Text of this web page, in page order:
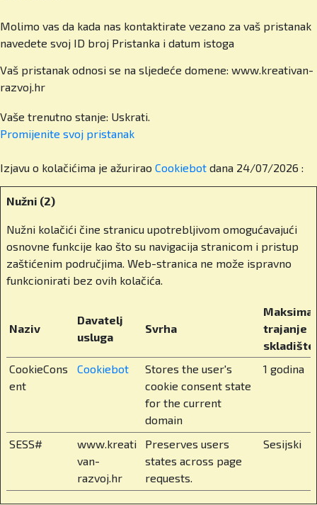
Znaju što njihovo dijete ovdje dobiva i kamo ga to
može odvesti.
A kamo ga to vodi? Kakve mogućnosti
otvarate svojim učenicima?
Naši učenici završavaju školu s Cambridge IGCSE
i A-level diplomama, koje im otvaraju vrata
činjenicu da imamo sto posto upisanih alumnija
na fakultetima koji su bili njihov prvi izbor.
Imamo alumne na Harvardu, Cambridgeu, London
School of Economics, Edinburghu, Bocconiju,
Melbourneu… čak i na Tsinghua Universityju u
Kini. Škola nije samo znanje – to je putovnica za
svijet.
program za učenike?
To je međunarodno priznat program koji učenike
priprema za upise na vrhunska sveučilišta u
svijetu kao što sam spomenuo. Učenici u višim
razredima biraju tri do četiri predmeta prema
vlastitim interesima i karijernim ambicijama.
Dobivaju međunarodno obrazovanje bez odlaska
od doma, bez odlaska u inozemstvo.
Molimo vas da kada nas kontaktirate vezano za vaš pristanak
navedete svoj ID broj Pristanka i datum istoga
Vaš pristanak odnosi se na sljedeće domene: www.kreativan-
razvoj.hr
Vaše trenutno stanje: Uskrati.
Promijenite svoj ​​pristanak
Izjavu o kolačićima je ažurirao Cookiebot dana 24/07/2026 :
Nužni (2)
Nužni kolačići čine stranicu upotrebljivom omogućavajući
osnovne funkcije kao što su navigacija stranicom i pristup
zaštićenim područjima. Web-stranica ne može ispravno
funkcionirati bez ovih kolačića.
Naziv
Davatelj
usluga
Svrha
trajanje
CookieCons
ent
Cookiebot
Stores the user's
cookie consent state
for the current
domain
1 godina
SESS#
www.kreati
van-
razvoj.hr
Preserves users
states across page
requests.
Sesijski